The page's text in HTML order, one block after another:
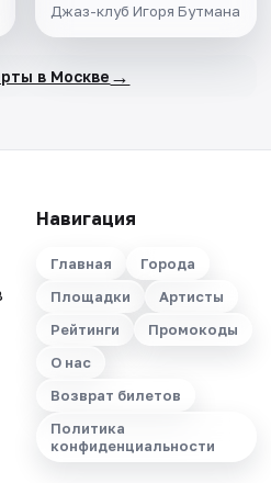
Джаз-клуб Игоря Бутмана
в Москве →
Навигация
Главная
Города
Площадки
Артисты
Рейтинги
Промокоды
О нас
Возврат билетов
Политика
конфиденциальности